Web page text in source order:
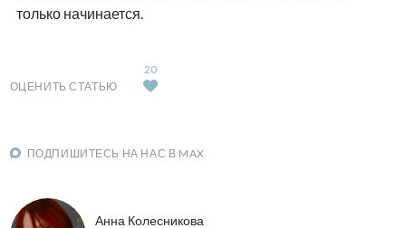
только начинается.
ОЦЕНИТЬ СТАТЬЮ
20
ПОДПИШИТЕСЬ НА НАС В MAX
Анна Колесникова